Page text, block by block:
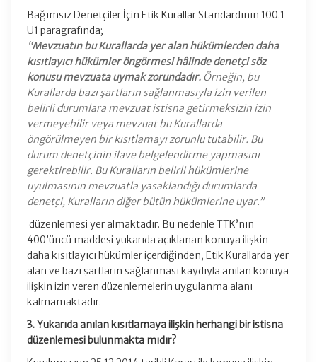
Bağımsız Denetçiler İçin Etik Kurallar Standardının 100.1
U1 paragrafında;
“Mevzuatın bu Kurallarda yer alan hükümlerden daha
kısıtlayıcı hükümler öngörmesi hâlinde denetçi söz
konusu mevzuata uymak zorundadır. Örneğin, bu
Kurallarda bazı şartların sağlanmasıyla izin verilen
belirli durumlara mevzuat istisna getirmeksizin izin
vermeyebilir veya mevzuat bu Kurallarda
öngörülmeyen bir kısıtlamayı zorunlu tutabilir. Bu
durum denetçinin ilave belgelendirme yapmasını
gerektirebilir. Bu Kuralların belirli hükümlerine
uyulmasının mevzuatla yasaklandığı durumlarda
denetçi, Kuralların diğer bütün hükümlerine uyar.”
düzenlemesi yer almaktadır. Bu nedenle TTK’nın
400’üncü maddesi yukarıda açıklanan konuya ilişkin
daha kısıtlayıcı hükümler içerdiğinden, Etik Kurallarda yer
alan ve bazı şartların sağlanması kaydıyla anılan konuya
ilişkin izin veren düzenlemelerin uygulanma alanı
kalmamaktadır.
3. Yukarıda anılan kısıtlamaya ilişkin herhangi bir istisna
düzenlemesi bulunmakta mıdır?